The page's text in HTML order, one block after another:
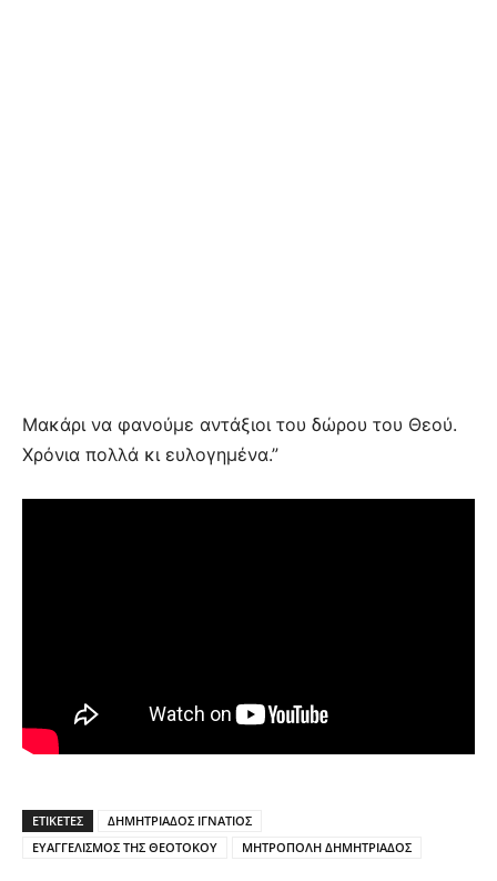
Μακάρι να φανούμε αντάξιοι του δώρου του Θεού.
Χρόνια πολλά κι ευλογημένα.”
ΕΤΙΚΕΤΕΣ
ΔΗΜΗΤΡΙΑΔΟΣ ΙΓΝΑΤΙΟΣ
ΕΥΑΓΓΕΛΙΣΜΟΣ ΤΗΣ ΘΕΟΤΟΚΟΥ
ΜΗΤΡΟΠΟΛΗ ΔΗΜΗΤΡΙΑΔΟΣ